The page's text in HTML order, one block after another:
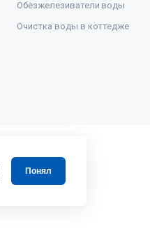
Обезжелезиватели воды
Очистка воды в коттедже
Понял